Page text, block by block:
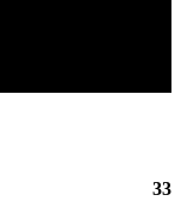
33